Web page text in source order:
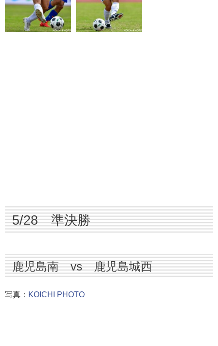
5/28 準決勝
鹿児島南 vs 鹿児島城西
写真： KOICHI PHOTO